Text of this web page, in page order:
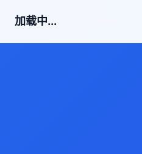
加载中...